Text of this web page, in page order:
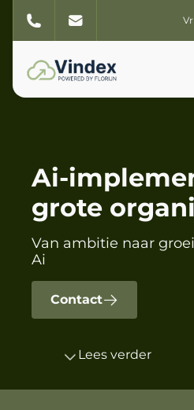
Ai-
grote
Van ambitie naar
Ai
Contact
Lees verder